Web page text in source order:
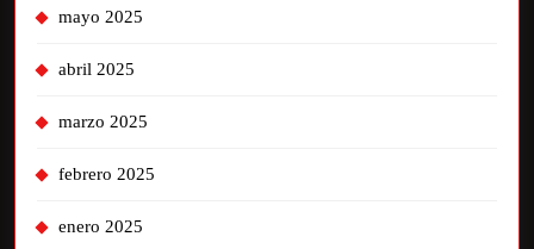
mayo 2025
abril 2025
marzo 2025
febrero 2025
enero 2025